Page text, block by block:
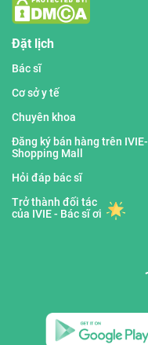
Đặt lịch
Bác sĩ
Cơ sở y tế
Chuyên khoa
Đăng ký bán hàng trên IVIE-
Shopping Mall
Hỏi đáp bác sĩ
Trở thành đối tác
của IVIE - Bác sĩ ơi